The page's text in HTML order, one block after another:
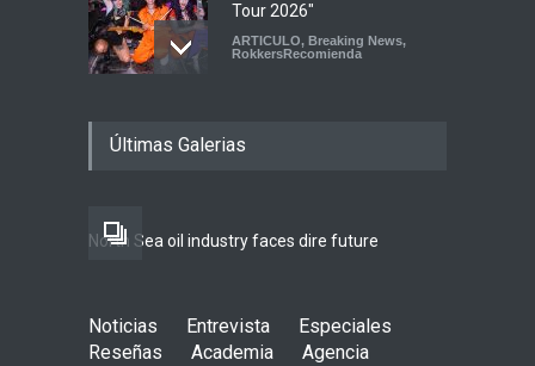
Tour 2026"
ARTICULO, Breaking News,
RokkersRecomienda
nuevo de Psychedelic Porn
RokkersRecomienda,Sin
categoría
en el Auditorio BB de la
Ciudad de México
Últimas Galerias
North Sea oil industry faces dire future
Noticias Entrevista
Especiales
Reseñas
Academia Agencia